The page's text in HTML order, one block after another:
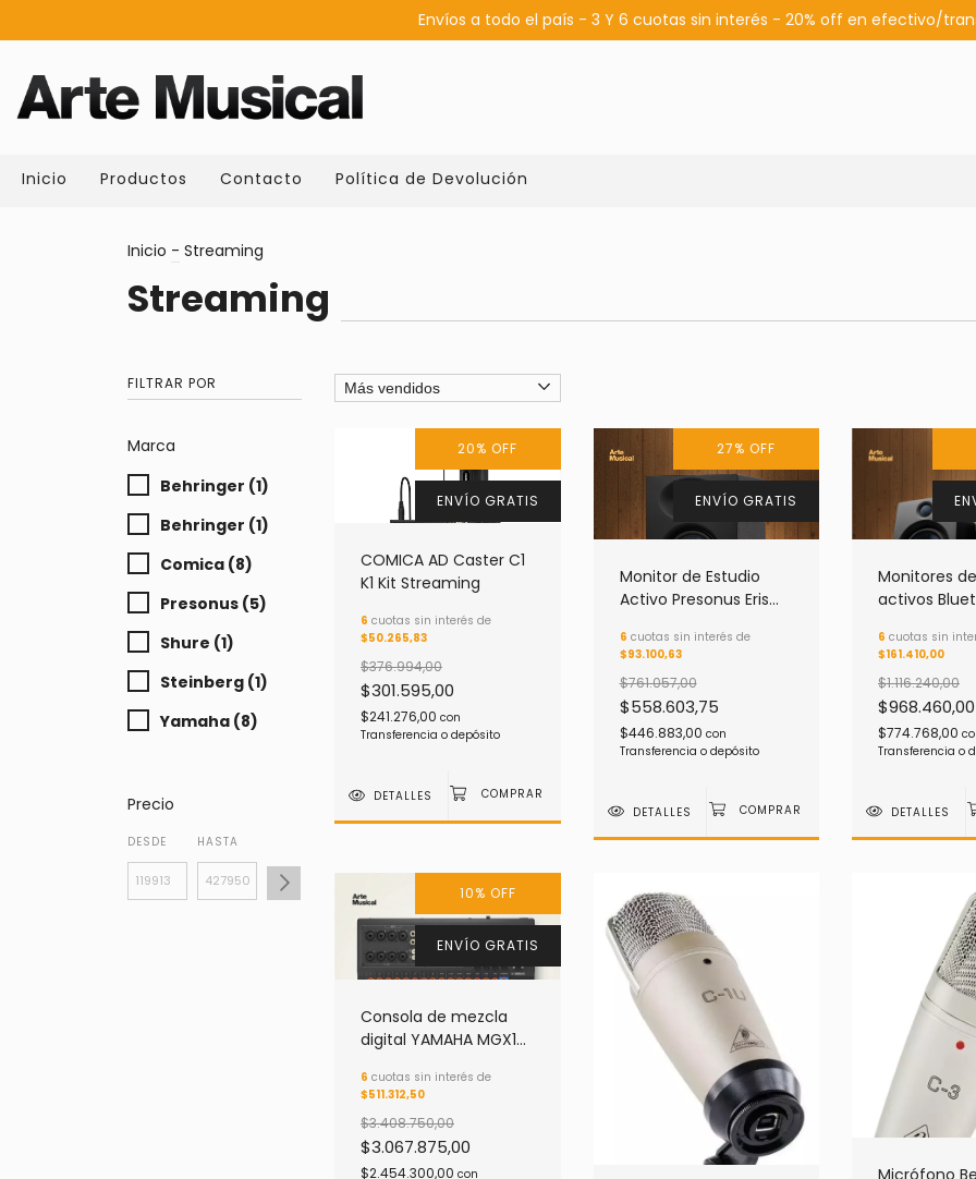
Envíos a todo el país - 3 Y 6 cuotas sin interés - 20% off en efectivo/
Inicio Productos Contacto Política de Devolución
Inicio - Streaming
Streaming
FILTRAR POR
Marca
Behringer (1)
Behringer (1)
Comica (8)
Presonus (5)
Shure (1)
Steinberg (1)
Yamaha (8)
Precio
DESDE HASTA
20% OFF
ENVÍO GRATIS
COMICA AD Caster C1
K1 Kit Streaming
6 cuotas sin interés de
$50.265,83
$376.994,00
$301.595,00
$241.276,00 con
Transferencia o depósito
DETALLES
27% OFF
ENVÍO GRATIS
Monitor de Estudio
Activo Presonus Eris
unidad)
6 cuotas sin interés de
$93.100,63
$761.057,00
$558.603,75
$446.883,00 con
Transferencia o depósito
DETALLES
Monitores
activos
generación
6 cuotas sin
$161.410,00
$1.116.240,00
$968.460,00
$774.768,00
Transferencia o
DETALLES
10% OFF
ENVÍO GRATIS
Consola de mezcla
digital YAMAHA MGX16
6 cuotas sin interés de
$511.312,50
$3.408.750,00
$3.067.875,00
$2.454.300,00 con